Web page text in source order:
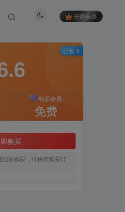
开通会员
钻石会员
免费
购买
后购买，可保存购买订
已售 5